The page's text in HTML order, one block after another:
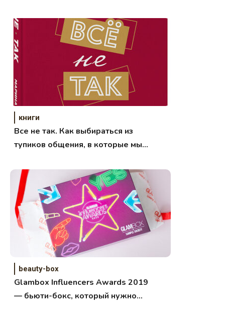
книги
Все не так. Как выбираться из
тупиков общения, в которые мы
beauty-box
Glambox Influencers Awards 2019
— бьюти-бокс, который нужно